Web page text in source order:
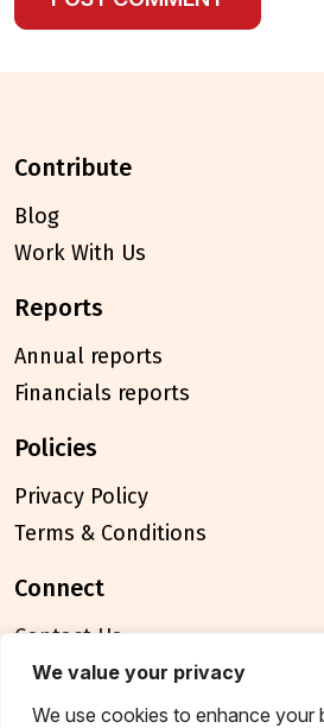
We value your privacy
We use cookies to enhance your
contribute
Blog
Work With Us
reports
Annual reports
Financials reports
policies
Privacy Policy
Terms & Conditions
connect
Contact Us
FAQ